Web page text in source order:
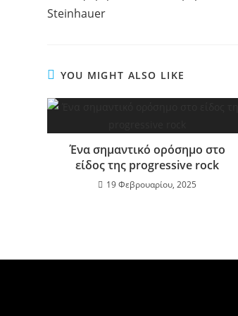
Steinhauer
YOU MIGHT ALSO LIKE
Ένα σημαντικό ορόσημο στο
είδος της progressive rock
19 Φεβρουαρίου, 2025